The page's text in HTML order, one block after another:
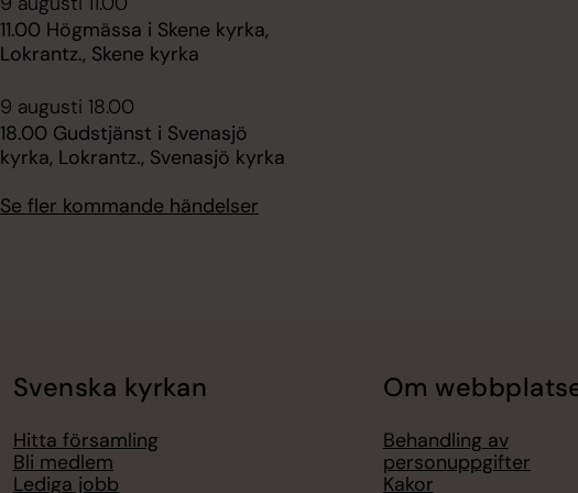
11.00 Högmässa i Skene kyrka,
Lokrantz., Skene kyrka
9 augusti 18.00
18.00 Gudstjänst i Svenasjö
kyrka, Lokrantz., Svenasjö kyrka
Se fler kommande händelser
Svenska kyrkan
Hitta församling
Bli medlem
Lediga jobb
Om
Behandling av
personuppgifter
Kakor